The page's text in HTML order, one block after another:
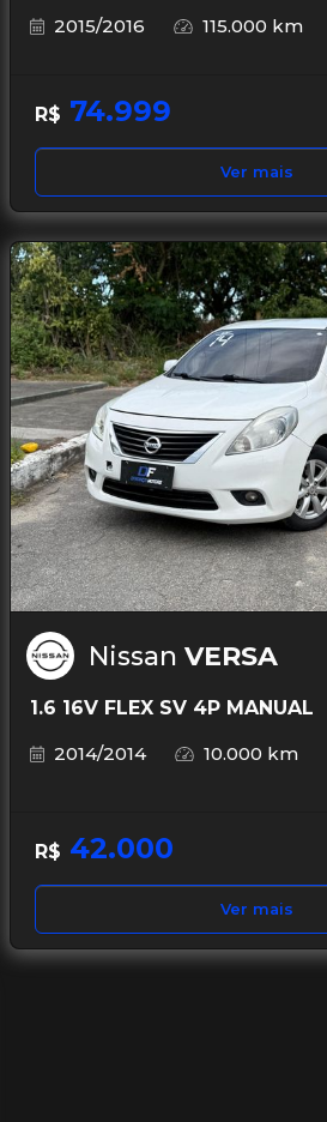
2015/2016
115.000 km
R$ 74.999
Ver mais
Nissan VERSA
1.6 16V FLEX SV 4P MANUAL
2014/2014
10.000 km
R$ 42.000
Ver mais